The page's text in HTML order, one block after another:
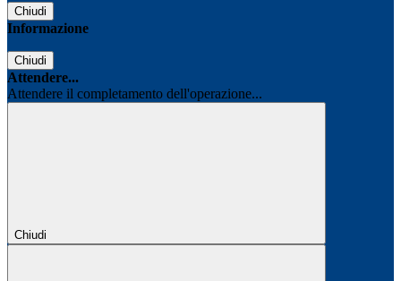
Chiudi
Informazione
Chiudi
Attendere...
Attendere il completamento dell'operazione...
Chiudi